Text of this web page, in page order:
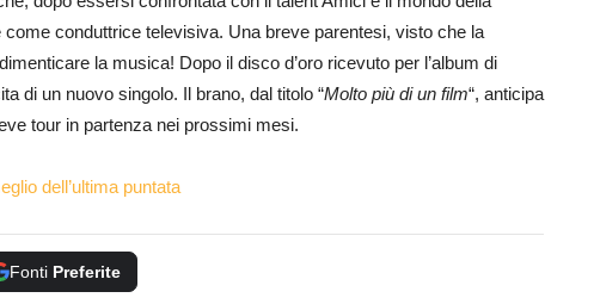
conduttrice televisiva. Una breve parentesi, visto che la
la musica! Dopo il disco d’oro ricevuto per l’album di
di un nuovo singolo. Il brano, dal titolo “Molto più di un film“, anticipa
tour in partenza nei prossimi mesi.
dell’ultima puntata
Fonti Preferite